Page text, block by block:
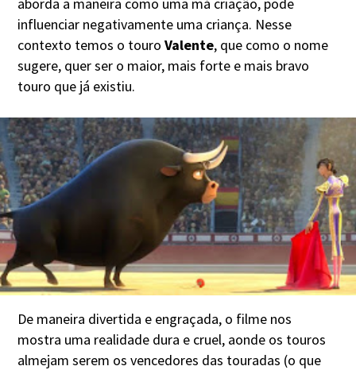
influenciar negativamente uma criança. Nesse
contexto temos o touroValente, que como o nome
sugere, quer ser o maior, mais forte e mais bravo
touro que já existiu.
De maneira divertida e engraçada, o filme nos
mostra uma realidade dura e cruel, aonde os touros
almejam serem os vencedores das touradas (o que